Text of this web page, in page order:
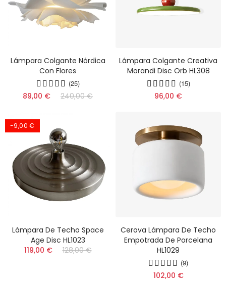
Lámpara Colgante Nórdica
Con Flores
(25)
89,00 € 240,00 €
Lámpara Colgante Creativa
Morandi Disc Orb HL308
(15)
96,00 €
-9,00 €
Lámpara De Techo Space
Age Disc HL1023
119,00 €
128,00 €
Cerova Lámpara De Techo
Empotrada De Porcelana
HL1029
(9)
102,00 €